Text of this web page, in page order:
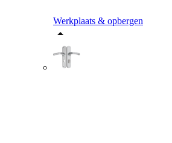
Werkplaats & opbergen